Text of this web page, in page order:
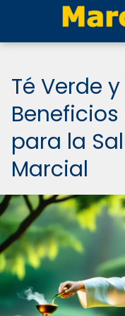
Té Verde
para la
Marcial